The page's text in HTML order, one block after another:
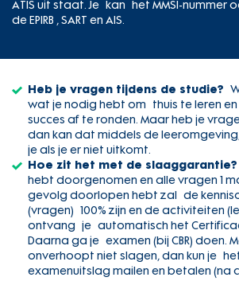
ATIS uit staat. Je kan het MMSI-nummer
de EPIRB , SART en AIS.
Heb je vragen tijdens de studie?
wat je nodig hebt om thuis te leren
succes af te ronden. Maar heb je
dan kan dat middels de
je als je er niet uitkomt.
Hoe zit het met de slaaggarantie?
hebt doorgenomen en alle vragen 1
gevolg doorlopen hebt zal de
(vragen) 100% zijn en de activiteiten
ontvang je automatisch het
Daarna ga je examen (bij CBR) doen.
onverhoopt niet slagen, dan kun je
examenuitslag mailen en betalen (na